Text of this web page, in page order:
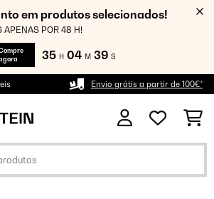
em produtos selecionados!
APENAS POR 48 H!
35 H 04 M 39 S
Envio grátis a partir de 100€*